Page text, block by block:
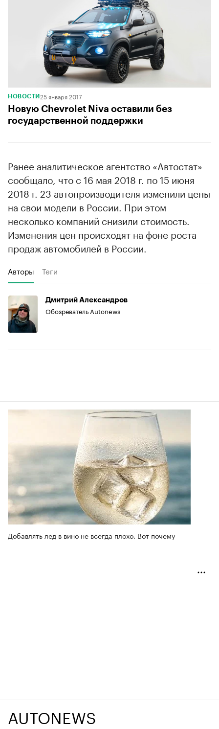
НОВОСТИ 25 января 2017
Новую Chevrolet Niva оставили без
государственной поддержки
Ранее аналитическое агентство «Автостат»
сообщало, что с 16 мая 2018 г. по 15 июня
2018 г. 23 автопроизводителя изменили цены
на свои модели в России. При этом
несколько компаний снизили стоимость.
Изменения цен происходят на фоне роста
продаж автомобилей в России.
Авторы Теги
Дмитрий Александров
Обозреватель Autonews
Добавлять лед в вино не всегда плохо. Вот почему
AUTONEWS